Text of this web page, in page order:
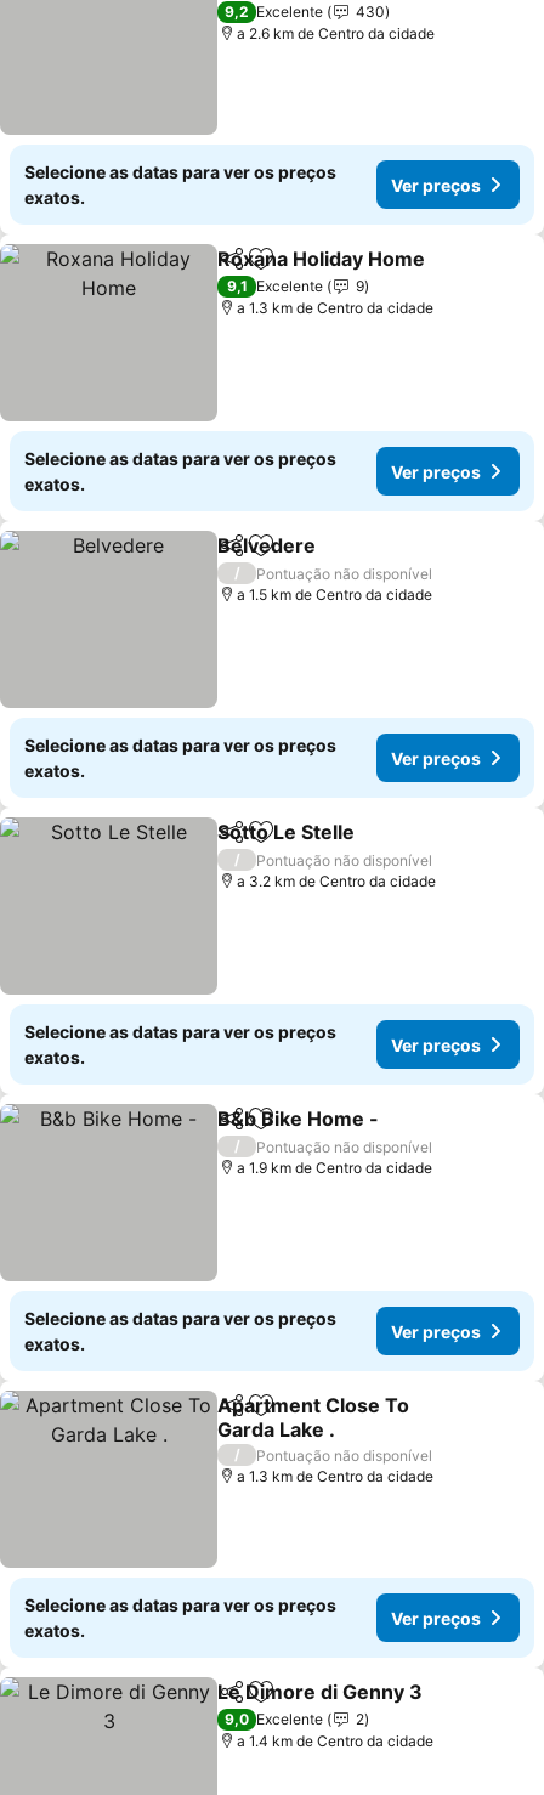
9,2 Excelente
430
a 2.6 km de Centro da cidade
Selecione as datas para ver os preços
exatos.
Ver preços
PartilharAdicionar aos favoritos
Roxana Holiday Home
9,1 Excelente
9
a 1.3 km de Centro da cidade
Selecione as datas para ver os preços
exatos.
Ver preços
PartilharAdicionar aos favoritos
Belvedere
/
Pontuação não disponível
a 1.5 km de Centro da cidade
Selecione as datas para ver os preços
exatos.
Ver preços
PartilharAdicionar aos favoritos
Sotto Le Stelle
/
Pontuação não disponível
a 3.2 km de Centro da cidade
Selecione as datas para ver os preços
exatos.
Ver preços
PartilharAdicionar aos favoritos
B&b Bike Home -
/
Pontuação não disponível
a 1.9 km de Centro da cidade
Selecione as datas para ver os preços
exatos.
Ver preços
PartilharAdicionar aos favoritos
Apartment Close To
Garda Lake .
/
Pontuação não disponível
a 1.3 km de Centro da cidade
Selecione as datas para ver os preços
exatos.
Ver preços
PartilharAdicionar aos favoritos
Le Dimore di Genny 3
9,0 Excelente
2
a 1.4 km de Centro da cidade